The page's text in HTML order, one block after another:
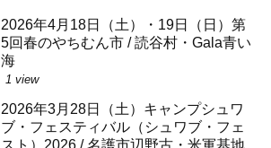
2026年4月18日（土）・19日（日）第
5回春のやちむん市 / 読谷村・Gala青い
海
1 view
2026年3月28日（土）キャンプシュワ
ブ・フェスティバル（シュワブ・フェ